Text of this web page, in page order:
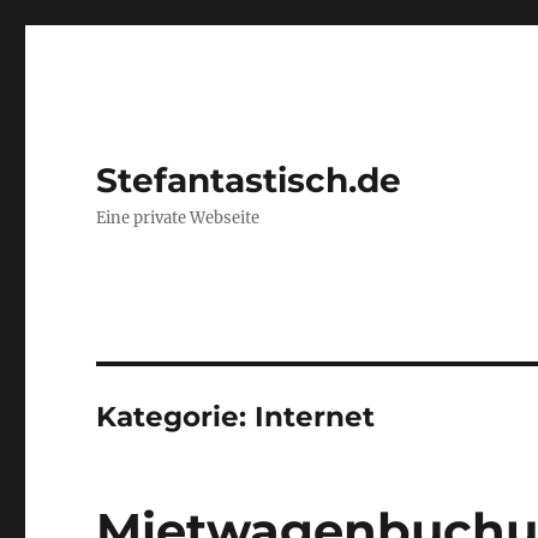
Stefantastisch.de
Eine private Webseite
Kategorie: Internet